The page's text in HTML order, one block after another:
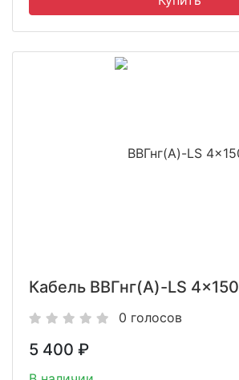
Кабель ВВГнг(A)-LS 4x150
0 голосов
5 400 ₽